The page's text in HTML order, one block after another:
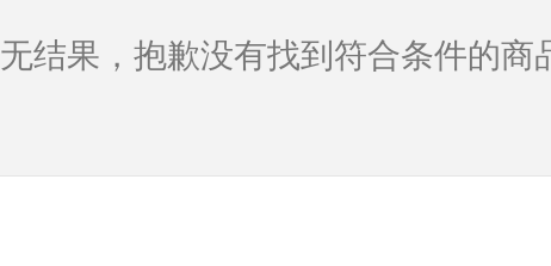
无结果，抱歉没有找到符合条件的商